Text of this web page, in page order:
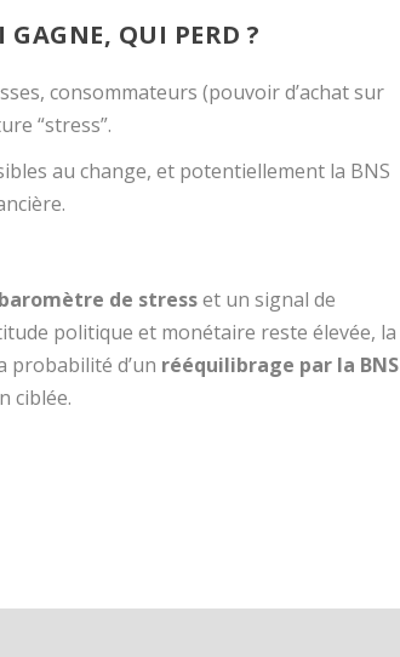
QUI PERD ?
consommateurs (pouvoir d’achat sur
“stress”.
au change, et potentiellement la BNS
de stresset un signal de
politique et monétaire reste élevée, la
probabilité d’un rééquilibrage par la BNS
ciblée.